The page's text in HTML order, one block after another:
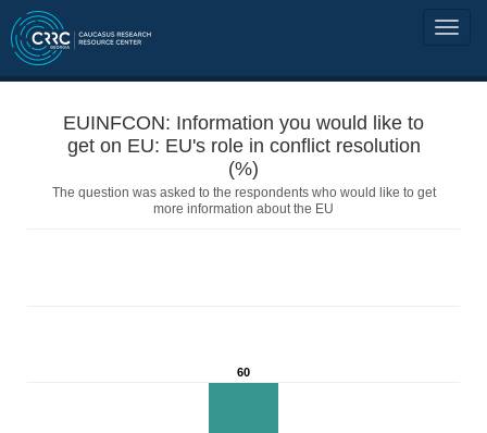
EUINFCON: Information you would like to
get on EU: EU's role in conflict resolution
(%)
The question was asked to the respondents who would like to get
more information about the EU
60